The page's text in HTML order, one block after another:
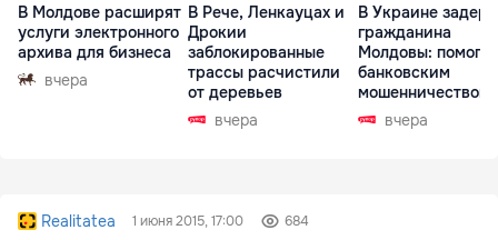
В Молдове расширят
услуги электронного
архива для бизнеса
вчера
В Рече, Ленкауцах и
Дрокии
заблокированные
трассы расчистили
от деревьев
вчера
В Украине
гражданина
Молдовы:
банковским
мошенничеством
Чехиивчера
Realitatea 1 июня 2015, 17:00 684